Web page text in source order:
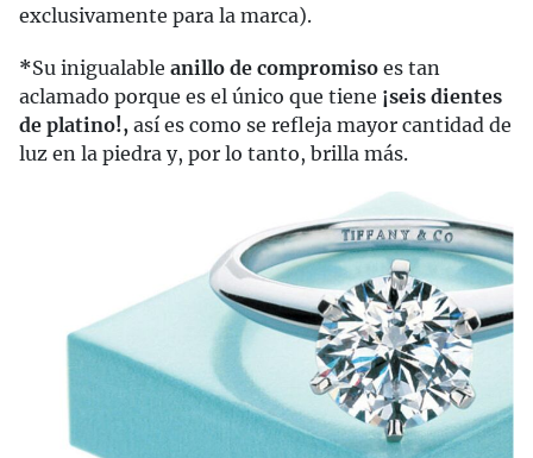
exclusivamente para la marca).
*Su inigualable anillo de compromiso es tan
aclamado porque es el único que tiene ¡seis dientes
de platino!, así es como se refleja mayor cantidad de
luz en la piedra y, por lo tanto, brilla más.